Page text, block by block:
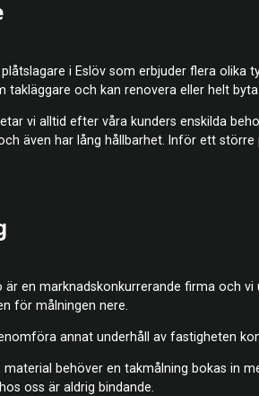
slagare i Eslöv som erbjuder flera olika
takläggare och kan renovera eller helt
vi alltid efter våra kunders enskilda
även har lång hållbarhet. Inför ett
är en marknadskonkurrerande firma och
för målningen nere.
annat underhåll av fastigheten
material behöver en takmålning bokas in
oss är aldrig bindande.